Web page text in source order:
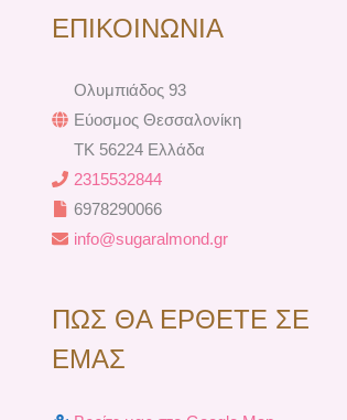
g
a
m
b
ΕΠΙΚΟΙΝΩΝΙΑ
Ολυμπιάδος 93
Εύοσμος Θεσσαλονίκη
TK 56224 Ελλάδα
2315532844
6978290066
info@sugaralmond.gr
ΠΩΣ ΘΑ ΕΡΘΕΤΕ ΣΕ
ΕΜΑΣ